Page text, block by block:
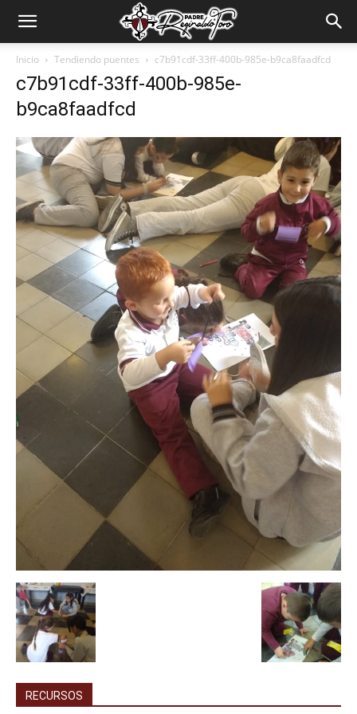
Padre
Reginaldo
Toro
Inicio Tendiendo puentes c7b91cdf-33ff-400b-985e-b9ca8faadfcd
c7b91cdf-33ff-400b-985e-
b9ca8faadfcd
RECURSOS